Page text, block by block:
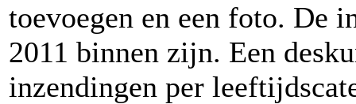
toevoegen en een foto. De
2011 binnen zijn. Een
inzendingen per